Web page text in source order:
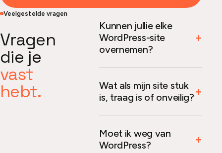
Veelgestelde vragen
Vragen
die je
vast
hebt.
Kunnen jullie elke
WordPress-site
overnemen?
Wat als mijn site stuk
is, traag is of onveilig?
Moet ik weg van
WordPress?